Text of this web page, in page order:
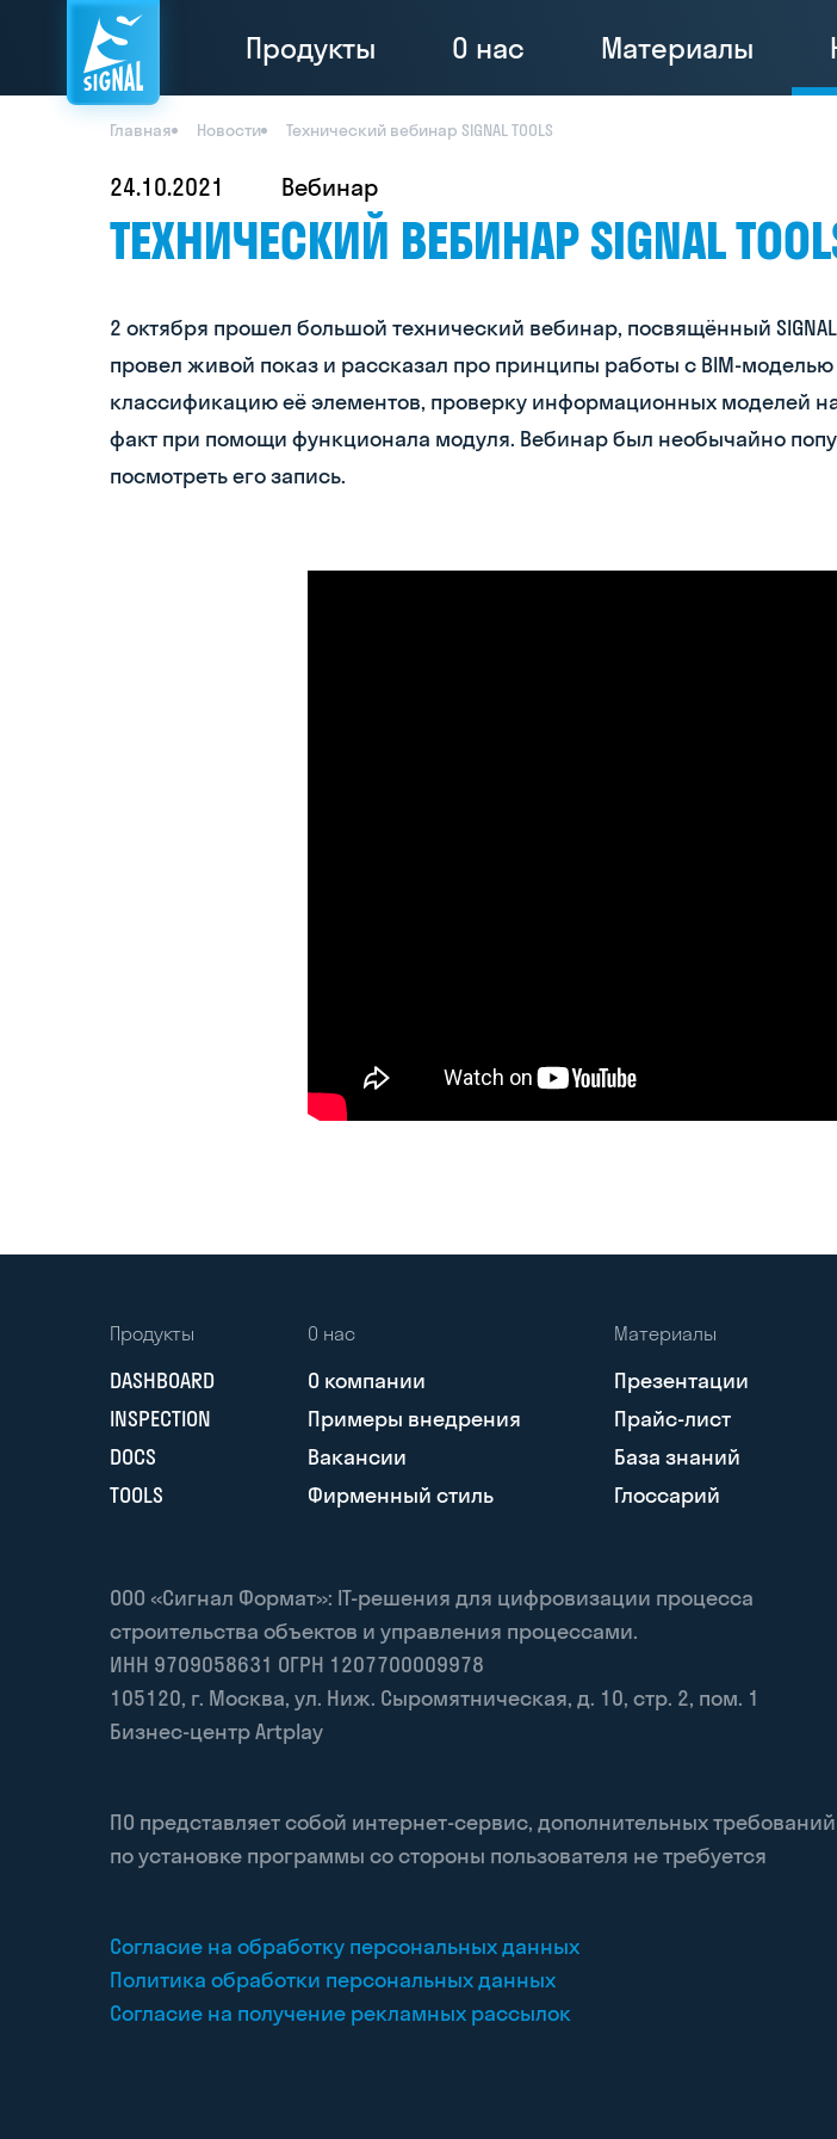
Продукты О нас Материалы
Главная Новости Технический вебинар SIGNAL TOOLS
24.10.2021 Вебинар
ТЕХНИЧЕСКИЙ ВЕБИНАР SIGNAL
2 октября прошел большой технический вебинар, посвящённый
провел живой показ и рассказал про принципы работы с BIM-
классификацию её элементов, проверку информационных моделей на
факт при помощи функционала модуля. Вебинар был необычайно
посмотреть его запись.
Продукты
DASHBOARD
INSPECTION
DOCS
TOOLS
О нас
О компании
Примеры внедрения
Вакансии
Фирменный стиль
Материалы
Презентации
Прайс-лист
База знаний
Глоссарий
ООО «Сигнал Формат»: IT-решения для цифровизации процесса
строительства объектов и управления процессами.
ИНН 9709058631 ОГРН 1207700009978
105120, г. Москва, ул. Ниж. Сыромятническая, д. 10, стр. 2, пом. 1
Бизнес-центр Artplay
ПО представляет собой интернет-сервис, дополнительных требований
по установке программы со стороны пользователя не требуется
Согласие на обработку персональных данных
Политика обработки персональных данных
Согласие на получение рекламных рассылок